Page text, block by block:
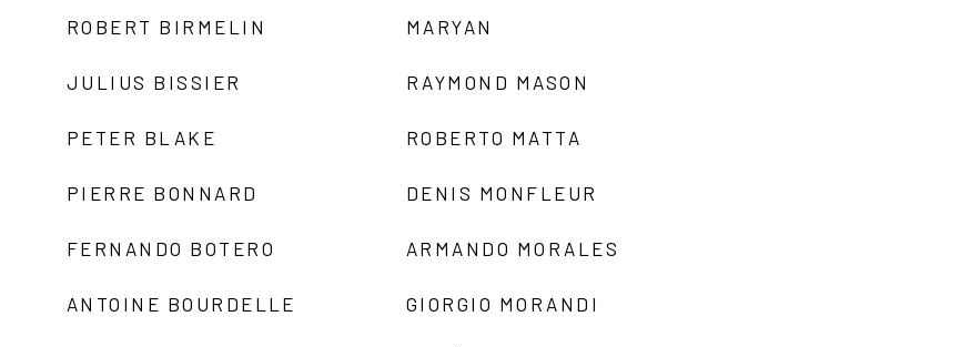
ROBERT BIRMELIN
JULIUS BISSIER
PETER BLAKE
PIERRE BONNARD
FERNANDO BOTERO
ANTOINE BOURDELLE
MARYAN
RAYMOND MASON
ROBERTO MATTA
DENIS MONFLEUR
ARMANDO MORALES
GIORGIO MORANDI